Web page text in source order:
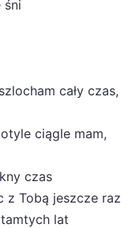
śni
cały czas,
ciągle mam,
czas
z Tobą jeszcze raz
lat